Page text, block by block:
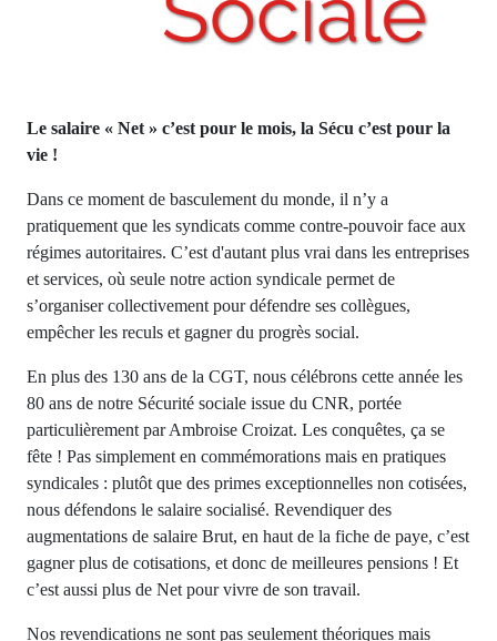
Le salaire « Net » c’est pour le mois, la Sécu c’est pour la
vie !
Dans ce moment de basculement du monde, il n’y a
pratiquement que les syndicats comme contre-pouvoir face aux
régimes autoritaires. C’est d'autant plus vrai dans les entreprises
et services, où seule notre action syndicale permet de
s’organiser collectivement pour défendre ses collègues,
empêcher les reculs et gagner du progrès social.
En plus des 130 ans de la CGT, nous célébrons cette année les
80 ans de notre Sécurité sociale issue du CNR, portée
particulièrement par Ambroise Croizat. Les conquêtes, ça se
fête ! Pas simplement en commémorations mais en pratiques
syndicales : plutôt que des primes exceptionnelles non cotisées,
nous défendons le salaire socialisé. Revendiquer des
augmentations de salaire Brut, en haut de la fiche de paye, c’est
gagner plus de cotisations, et donc de meilleures pensions ! Et
c’est aussi plus de Net pour vivre de son travail.
Nos revendications ne sont pas seulement théoriques mais